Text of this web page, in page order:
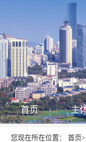
首页 主
您现在所在位置： 首页>